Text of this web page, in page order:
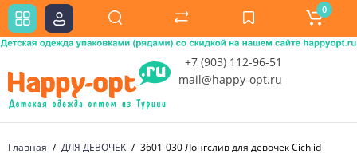
+7 (903) 112-96-51
mail@happy-opt.ru
0
Главная ДЛЯ ДЕВОЧЕК 3601-030 Лонгслив для девочек Cichlid